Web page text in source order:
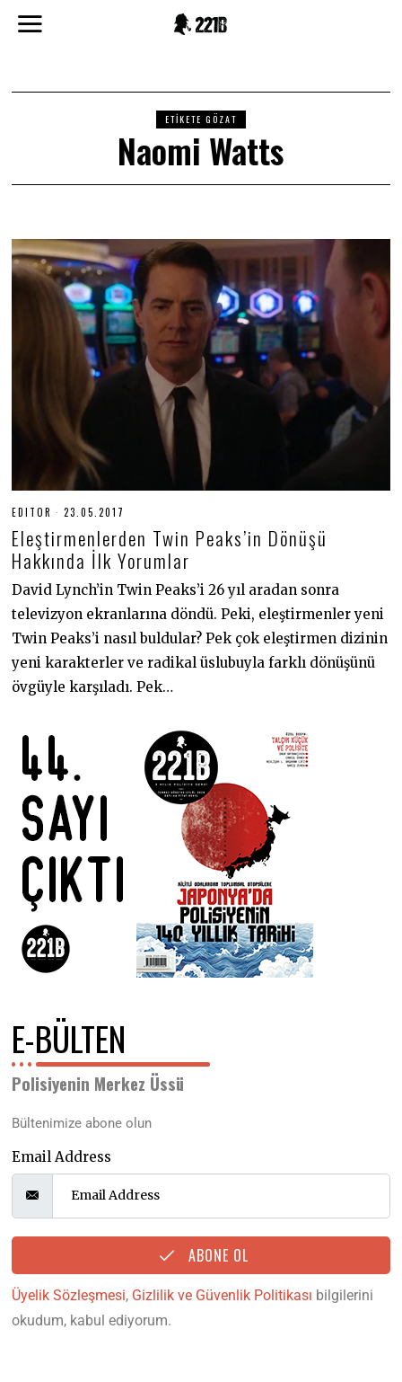
ETIKETE GÖZAT
Naomi Watts
EDITOR 23.05.2017
.
0
6
2
0
2
0
Eleştirmenlerden Twin Peaks’in Dönüşü
Hakkında İlk Yorumlar
David Lynch’in Twin Peaks’i 26 yıl aradan sonra
televizyon ekranlarına döndü. Peki, eleştirmenler yeni
Twin Peaks’i nasıl buldular? Pek çok eleştirmen dizinin
yeni karakterler ve radikal üslubuyla farklı dönüşünü
övgüyle karşıladı. Pek…
E-BÜLTEN
Polisiyenin Merkez Üssü
Bültenimize abone olun
Email Address
ABONE OL
Üyelik Sözleşmesi, Gizlilik ve Güvenlik Politikası bilgilerini
okudum, kabul ediyorum.